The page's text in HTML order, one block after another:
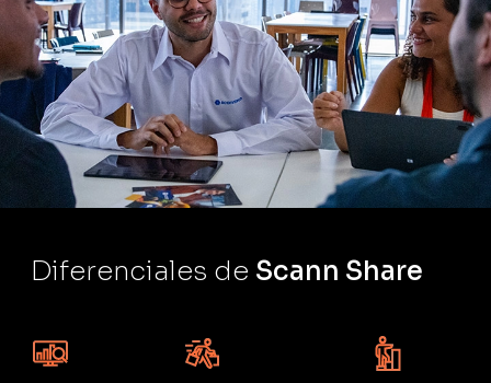
Diferenciales de Scann Share